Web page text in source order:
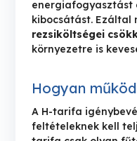
energiafogyasztást
kibocsátást. Ezáltal
rezsiköltségei
környezetre is
Hogyan
A H-tarifa
feltételeknek kell